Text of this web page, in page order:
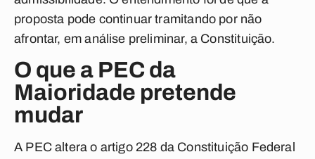
proposta pode continuar tramitando por não
afrontar, em análise preliminar, a Constituição.
O que a PEC da
Maioridade pretende
mudar
A PEC altera o artigo 228 da Constituição Federal